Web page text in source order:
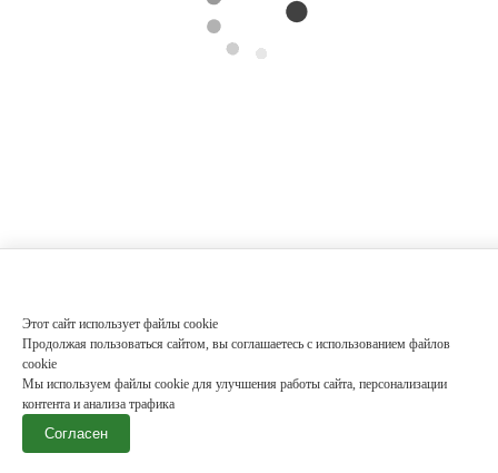
Этот сайт использует файлы cookie
Продолжая пользоваться сайтом, вы соглашаетесь с использованием файлов
cookie
Мы используем файлы cookie для улучшения работы сайта, персонализации
контента и анализа трафика
Согласен